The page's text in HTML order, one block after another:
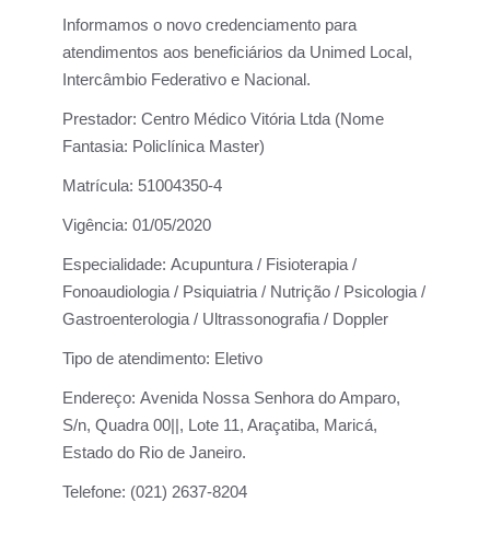
Informamos o novo credenciamento para
atendimentos aos beneficiários da Unimed Local,
Intercâmbio Federativo e Nacional.
Prestador: Centro Médico Vitória Ltda (Nome
Fantasia: Policlínica Master)
Matrícula: 51004350-4
Vigência: 01/05/2020
Especialidade: Acupuntura / Fisioterapia /
Fonoaudiologia / Psiquiatria / Nutrição / Psicologia /
Gastroenterologia / Ultrassonografia / Doppler
Tipo de atendimento: Eletivo
Endereço: Avenida Nossa Senhora do Amparo,
S/n, Quadra 00||, Lote 11, Araçatiba, Maricá,
Estado do Rio de Janeiro.
Telefone: (021) 2637-8204